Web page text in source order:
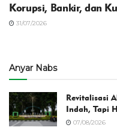
Korupsi, Bankir, dan
31/07/2026
Anyar Nabs
Revitalisasi
Indah, Tapi
07/08/2026